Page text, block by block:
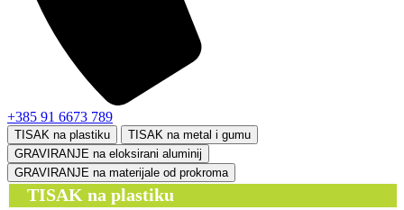
+385 91 6673 789
TISAK na plastiku
TISAK na metal i gumu
GRAVIRANJE na eloksirani aluminij
GRAVIRANJE na materijale od prokroma
TISAK na plastiku